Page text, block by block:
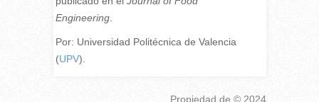
Engineering.
Por: Universidad Politécnica de Valencia
(UPV).
Propiedad de © 2024